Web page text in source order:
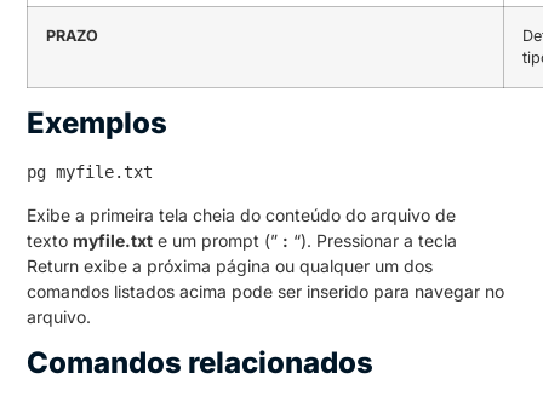
PRAZO
Exemplos
pg myfile.txt
Exibe a primeira tela cheia do conteúdo do arquivo de
textomyfile.txt e um prompt (” : “). Pressionar a tecla
Return exibe a próxima página ou qualquer um dos
comandos listados acima pode ser inserido para navegar no
arquivo.
Comandos relacionados